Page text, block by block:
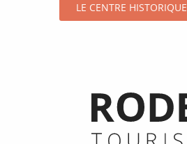
LE CENTRE
Informations pratiques